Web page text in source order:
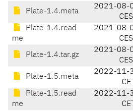
Plate-1.4.meta
2021-08-
CEST
Plate-1.4.read
me
2021-08-
CEST
Plate-1.4.tar.gz
2021-08-
CEST
Plate-1.5.meta
2022-11-
CET
Plate-1.5.read
me
2022-11-
CET